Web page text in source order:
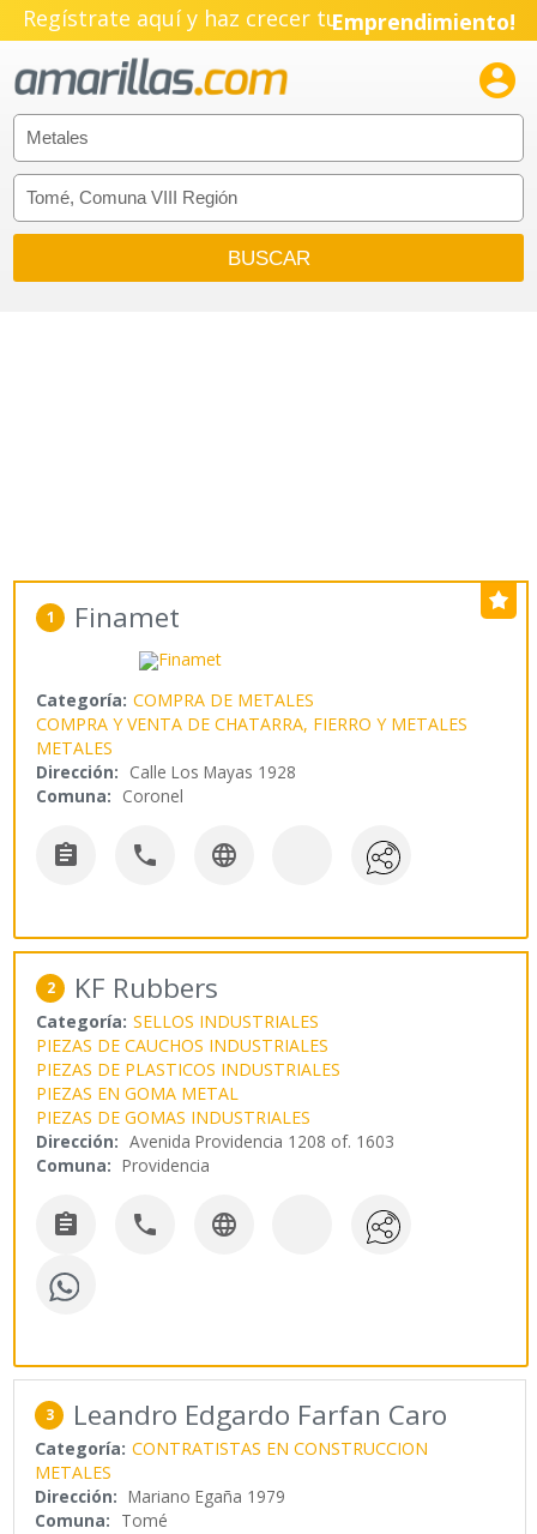
Regístrate aquí y haz crecer tuEmprendimiento!

1 Finamet
Categoría: COMPRA DE METALES
COMPRA Y VENTA DE CHATARRA, FIERRO Y METALES
METALES
Dirección: Calle Los Mayas 1928
Comuna: Coronel
  
2 KF Rubbers
Categoría: SELLOS INDUSTRIALES
PIEZAS DE CAUCHOS INDUSTRIALES
PIEZAS DE PLASTICOS INDUSTRIALES
PIEZAS EN GOMA METAL
PIEZAS DE GOMAS INDUSTRIALES
Dirección: Avenida Providencia 1208 of. 1603
Comuna: Providencia
  
3 Leandro Edgardo Farfan Caro
Categoría: CONTRATISTAS EN CONSTRUCCION
METALES
Dirección: Mariano Egaña 1979
Comuna: Tomé